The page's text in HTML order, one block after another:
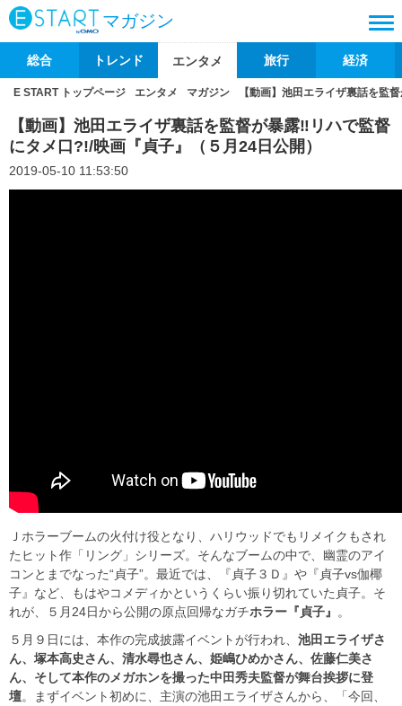
マガジン
総合 トレンド エンタメ 旅行 経済
E START トップページ エンタメ マガジン 【動画】池田エライザ裏話を監
【動画】池田エライザ裏話を監督が暴露‼リハで監督
にタメ口?!/映画『貞子』（５月24日公開）
2019-05-10 11:53:50
Ｊホラーブームの火付け役となり、ハリウッドでもリメイクもされ
たヒット作「リング」シリーズ。そんなブームの中で、幽霊のアイ
コンとまでなった“貞子”。最近では、『貞子３Ｄ』や『貞子vs伽椰
子』など、もはやコメディかというくらい振り切れていた貞子。そ
れが、５月24日から公開の原点回帰なガチホラー『貞子』
。
５月９日には、本作の完成披露イベントが行われ、 池田エライザさ
ん、塚本高史さん、清水尋也さん、姫嶋ひめかさん、佐藤仁美さ
ん、そして本作のメガホンを撮った中田秀夫監督が舞台挨拶に登
壇。まずイベント初めに、主演の池田エライザさんから、「今回、